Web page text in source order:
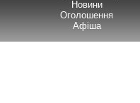
Новини
Оголошення
Афіша